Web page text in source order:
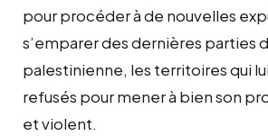
pour procéder à de nouvelles
s’emparer des dernières parties
palestinienne, les territoires qui
refusés pour mener à bien son
et violent.